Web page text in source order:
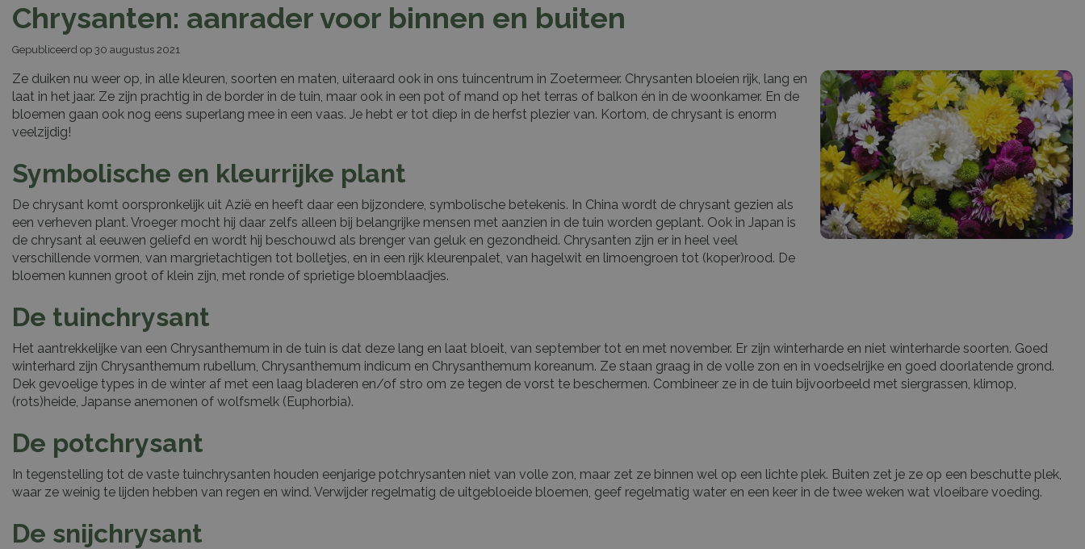
Chrysanten: aanrader voor binnen en buiten
Gepubliceerd op 30 augustus 2021
Ze duiken nu weer op, in alle kleuren, soorten en maten, uiteraard ook in ons tuincentrum in Zoetermeer. Chrysanten bloeien rijk, lang en
laat in het jaar. Ze zijn prachtig in de border in de tuin, maar ook in een pot of mand op het terras of balkon én in de woonkamer. En de
bloemen gaan ook nog eens superlang mee in een vaas. Je hebt er tot diep in de herfst plezier van. Kortom, de chrysant is enorm
veelzijdig!
Symbolische en kleurrijke plant
De chrysant komt oorspronkelijk uit Azië en heeft daar een bijzondere, symbolische betekenis. In China wordt de chrysant gezien als
een verheven plant. Vroeger mocht hij daar zelfs alleen bij belangrijke mensen met aanzien in de tuin worden geplant. Ook in Japan is
de chrysant al eeuwen geliefd en wordt hij beschouwd als brenger van geluk en gezondheid. Chrysanten zijn er in heel veel
verschillende vormen, van margrietachtigen tot bolletjes, en in een rijk kleurenpalet, van hagelwit en limoengroen tot (koper)rood. De
bloemen kunnen groot of klein zijn, met ronde of sprietige bloemblaadjes.
De tuinchrysant
Het aantrekkelijke van een Chrysanthemum in de tuin is dat deze lang en laat bloeit, van september tot en met november. Er zijn winterharde en niet winterharde soorten. Goed
winterhard zijn Chrysanthemum rubellum, Chrysanthemum indicum en Chrysanthemum koreanum. Ze staan graag in de volle zon en in voedselrijke en goed doorlatende grond.
Dek gevoelige types in de winter af met een laag bladeren en/of stro om ze tegen de vorst te beschermen. Combineer ze in de tuin bijvoorbeeld met siergrassen, klimop,
(rots)heide, Japanse anemonen of wolfsmelk (Euphorbia).
De potchrysant
In tegenstelling tot de vaste tuinchrysanten houden eenjarige potchrysanten niet van volle zon, maar zet ze binnen wel op een lichte plek. Buiten zet je ze op een beschutte plek,
waar ze weinig te lijden hebben van regen en wind. Verwijder regelmatig de uitgebloeide bloemen, geef regelmatig water en een keer in de twee weken wat vloeibare voeding.
De snijchrysant